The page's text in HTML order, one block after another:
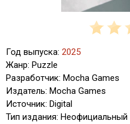
Год выпуска: 2025
Жанр: Puzzle
Разработчик: Mocha Games
Издатель: Mocha Games
Источник: Digital
Тип издания: Неофициальный